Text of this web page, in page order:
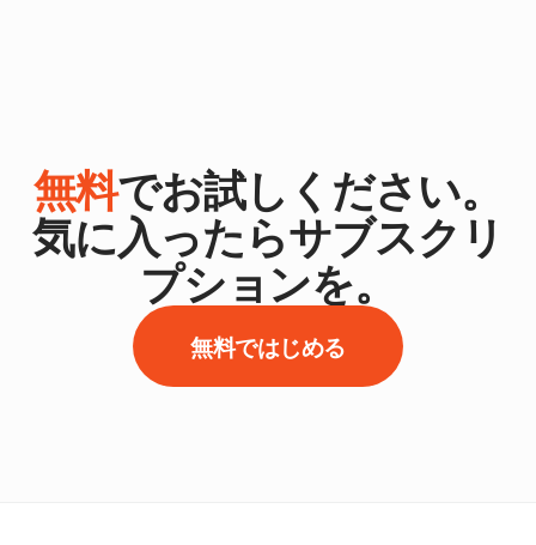
無料でお試しください。
気に入ったらサブスクリ
プションを。
無料ではじめる